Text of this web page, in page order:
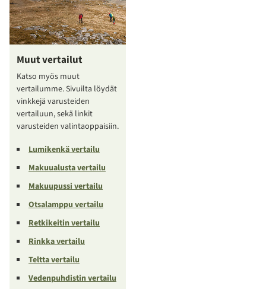
Muut vertailut
Katso myös muut
vertailumme. Sivuilta löydät
vinkkejä varusteiden
vertailuun, sekä linkit
varusteiden valintaoppaisiin.
Lumikenkä vertailu
Makuualusta vertailu
Makuupussi vertailu
Otsalamppu vertailu
Retkikeitin vertailu
Rinkka vertailu
Teltta vertailu
Vedenpuhdistin vertailu